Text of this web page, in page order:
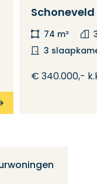
Schoneveld
74 m²
3
€ 340.000,-